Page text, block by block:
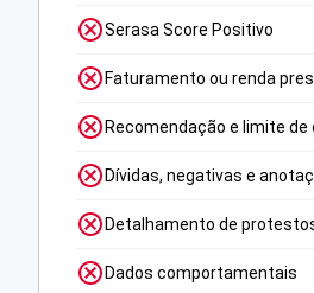
Serasa Score Positivo
Faturamento ou renda
Recomendação e limite de
Dívidas, negativas e
Detalhamento de
Dados comportamentais